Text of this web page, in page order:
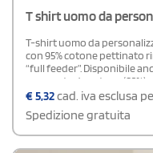
T shirt uomo da
T-shirt uomo da
con 95% cotone pettinato
“full feeder”. Disponibile
composta da cotone (82%),
rifinito con fettuccia sul
sulle spalle per una
piccoli orli e una vestibilità
praticità, mantenendo uno
modello Donna
€5,32cad. iva esclusa
Spedizione gratuita